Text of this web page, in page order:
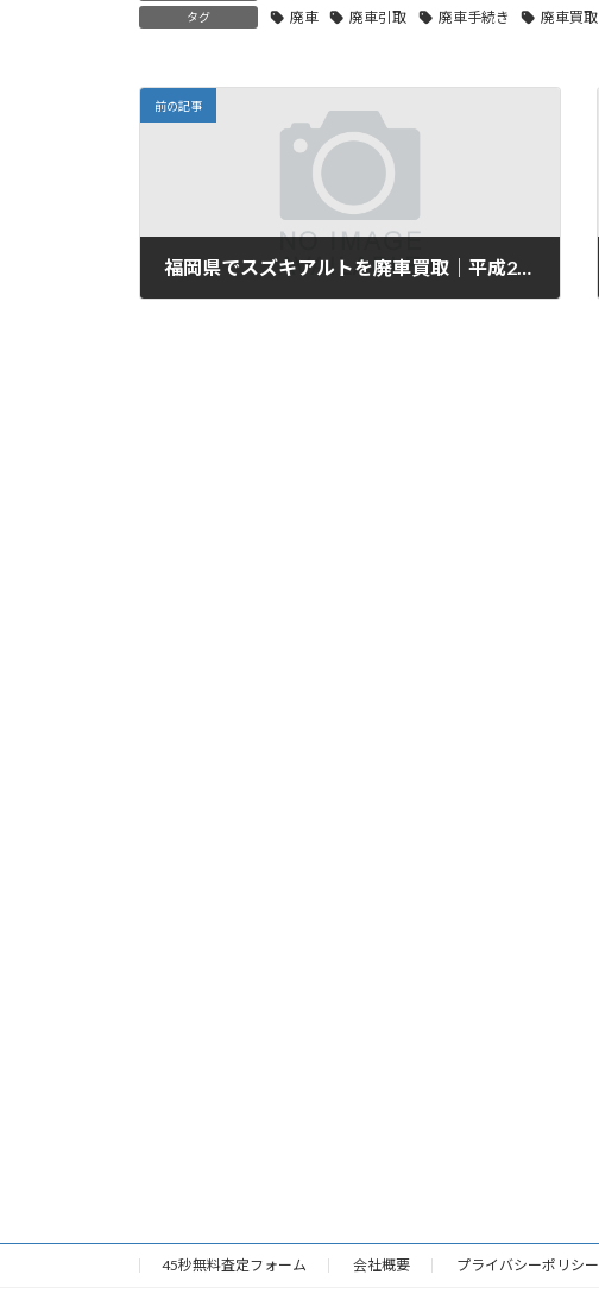
タグ 廃車 廃車引取 廃車手続き 廃車買取
前の記事
福岡県でスズキアルトを廃車買取｜平成28年式・5万km
45秒無料査定フォーム 会社概要 プライバシーポリシー